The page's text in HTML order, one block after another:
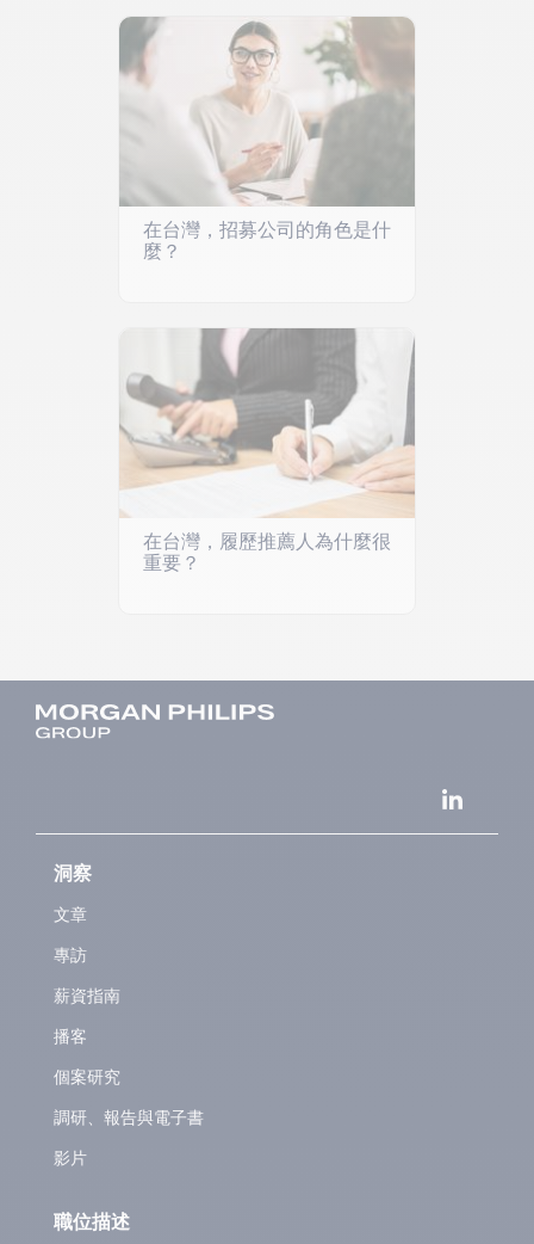
在台灣，招募公司的角色是什
麼？
在台灣，履歷推薦人為什麼很
重要？
洞察
文章
專訪
薪資指南
播客
個案研究
調研、報告與電子書
影片
職位描述